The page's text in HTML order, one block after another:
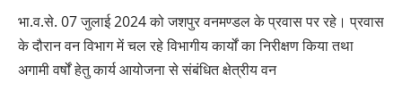
भा.व.से. 07 जुलाई 2024 को जशपुर वनमण्डल के प्रवास पर रहे। प्रवास
के दौरान वन विभाग में चल रहे विभागीय कार्यों का निरीक्षण किया तथा
अगामी वर्षों हेतु कार्य आयोजना से संबंधित क्षेत्रीय वन